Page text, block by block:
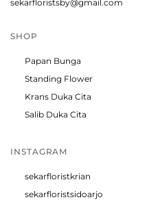
sekarfloristsby@gmail.com
SHOP
Papan Bunga
Standing Flower
Krans Duka Cita
Salib Duka Cita
INSTAGRAM
sekarfloristkrian
sekarfloristsidoarjo